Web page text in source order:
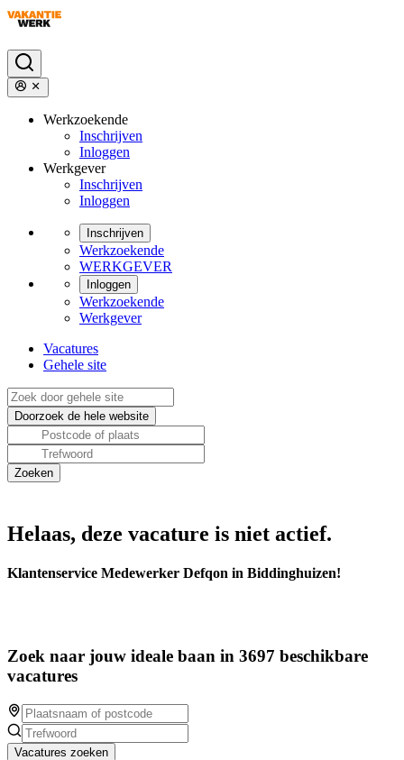
Werkzoekende
Inschrijven
Inloggen
Werkgever
Inschrijven
Inloggen
Inschrijven
Werkzoekende
WERKGEVER
Inloggen
Werkzoekende
Werkgever
Vacatures
Gehele site
Helaas, deze vacature is niet actief.
Klantenservice Medewerker Defqon in Biddinghuizen!
Zoek naar jouw ideale baan in 3697 beschikbare
vacatures
Vacatures zoeken